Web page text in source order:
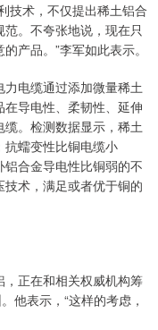
术，不仅提出稀土铝合
。不夸张地说，现在只
产品。”李军如此表示。
电缆通过添加微量稀土
导电性、柔韧性、延伸
。检测数据显示，稀土
蠕变性比铜电缆小
合金导电性比铜弱的不
术，满足或者优于铜的
正在和相关权威机构筹
他表示，“这样的考虑，